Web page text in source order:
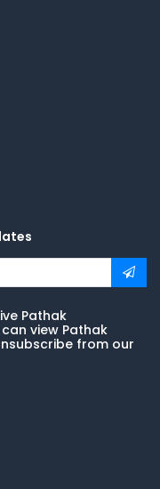
Pathak
view Pathak
from our